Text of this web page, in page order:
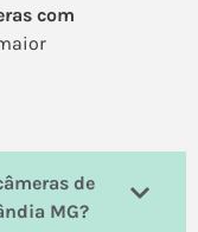
com
de
MG?